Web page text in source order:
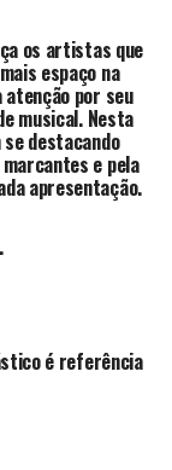
os artistas que
espaço na
atenção por seu
musical. Nesta
se destacando
e pela
apresentação.
é referência